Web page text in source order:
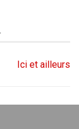
Ici et ailleurs